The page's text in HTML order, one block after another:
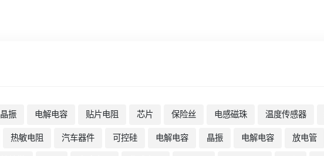
晶振 电解电容 贴片电阻 芯片 保险丝 电感磁珠 温度传感器
热敏电阻 汽车器件 可控硅 电解电容 晶振 电解电容 放电管